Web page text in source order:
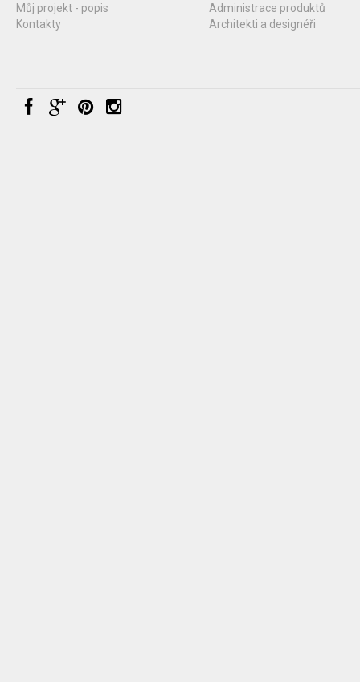
Můj projekt - popis
Kontakty
Administrace produktů
Architekti a designéři